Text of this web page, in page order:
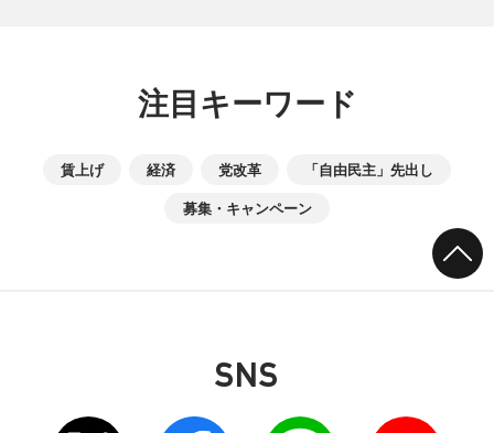
注目キーワード
賃上げ 経済 党改革 「自由民主」先出し
募集・キャンペーン
SNS
別ウィンドウリンク別ウィンドウリンク別ウィンドウリンク別ウィンドウリンク